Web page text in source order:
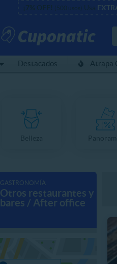
¡7% OFF! (500 usos) Usa
Destacados Atrapa
GASTRONOMÍA
Otros restaurantes y
bares / After office